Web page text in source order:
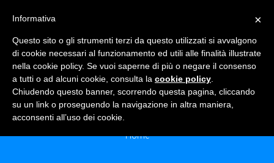
MONTHLY ARCHIVES:<SPAN> MARZO
2014</SPAN>
Home
×
Informativa
Questo sito o gli strumenti terzi da questo utilizzati si avvalgono
di cookie necessari al funzionamento ed utili alle finalità illustrate
nella cookie policy. Se vuoi saperne di più o negare il consenso
a tutti o ad alcuni cookie, consulta la cookie policy
Chiudendo questo banner, scorrendo questa pagina, cliccando
su un link o proseguendo la navigazione in altra maniera,
acconsenti all’uso dei cookie.